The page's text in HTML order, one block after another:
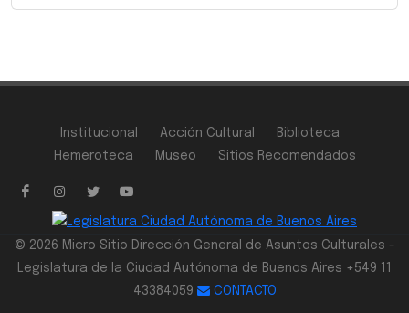
Institucional Acción Cultural
Biblioteca
Hemeroteca
Museo Sitios Recomendados
© 2026 Micro Sitio Dirección General de Asuntos Culturales -
Legislatura de la Ciudad Autónoma de Buenos Aires +549 11
43384059
CONTACTO